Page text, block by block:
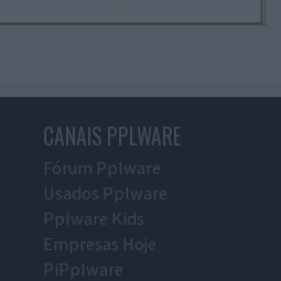
CANAIS PPLWARE
Fórum Pplware
Usados Pplware
Pplware Kids
Empresas Hoje
PiPplware